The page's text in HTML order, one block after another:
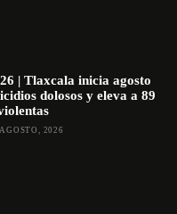
| Tlaxcala inicia agosto
dolosos y eleva a 89
2026